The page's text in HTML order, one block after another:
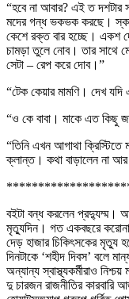
“হবে না আবার? এই ত দশটার
মদের গন্ধ ভকভক করছে।
কেশে রক্ত বার হচ্ছে। একশ
চামড়া তুলে নোব। তার সাথে
সেটা – রেপ করে দোব।”
“টেক কেয়ার মামণি। দেখ যদি
“ও কে বাবা। মাকে এত কিছু
“তিনি এখন আগাথা
ক্লান্ত। কথা বাড়ালেন না
বইটা বন্ধ করলেন প্রদ্যুম্ম।
মৃত্যুদিন। গত একবছরে
দেড় হাজার চিকিৎসকের মৃত্যু
দিনটাকে ‘শহীদ দিবস’ বলে
অন্যান্য স্বাস্থ্যকর্মীরাও
দু চারজন রাজনীতির কারবারি